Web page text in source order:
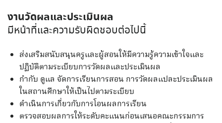
งานวัดผลและประเมินผล
มีหน้าที่และความรับผิดชอบต่อไปนี้
ส่งเสริมสนับสนุนครูและผู้สอนให้มีความรู้ความเข้าใจและ
ปฏิบัติตามระเบียบการวัดผลและประเมินผล
กำกับ ดูแล จัดการเรียนการสอน การวัดผลแปละประเมินผล
ในสถานศึกษาให้เป็นไปตามระเบียบ
ดำเนินการเกี่ยวกับการโอนผลการเรียน
ตรวจสอบผลการให้ระดับคะแนนก่อนเสนอคณะกรรมการ